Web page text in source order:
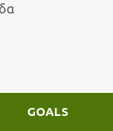
GOALS